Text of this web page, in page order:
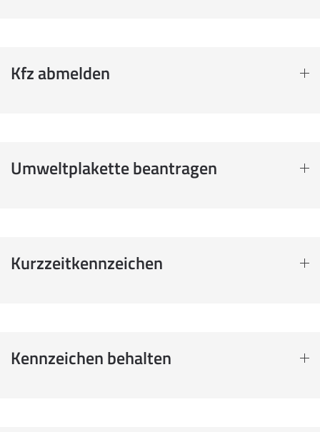
Kfz abmelden
Umweltplakette beantragen
Kurzzeitkennzeichen
Kennzeichen behalten